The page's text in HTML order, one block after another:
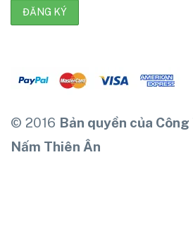
© 2016 Bản quyền của
Nấm Thiên Ân